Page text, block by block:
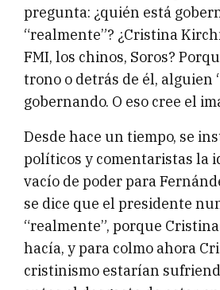
pregunta: ¿quién está
“realmente”? ¿Cristina
FMI, los chinos, Soros?
trono o detrás de él, alguien
gobernando. O eso cree el
Desde hace un tiempo, se
políticos y comentaristas la
vacío de poder para
se dice que el presidente
“realmente”, porque
hacía, y para colmo ahora
cristinismo estarían